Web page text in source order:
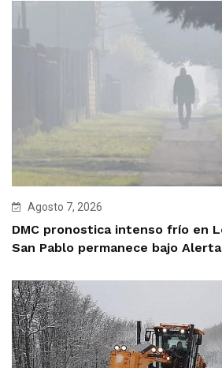
Agosto 7, 2026
DMC pronostica intenso frío en
San Pablo permanece bajo Alerta